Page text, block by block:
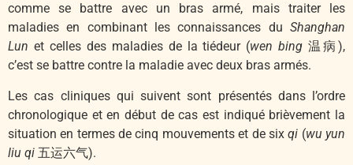
comme se battre avec un bras armé, mais traiter les
maladies en combinant les connaissances du Shanghan
Lun et celles des maladies de la tiédeur (wen bing温病),
c’est se battre contre la maladie avec deux bras armés.
Les cas cliniques qui suivent sont présentés dans l’ordre
chronologique et en début de cas est indiqué brièvement la
situation en termes de cinq mouvements et de sixqi (wu yun
liu qi 五运六气).